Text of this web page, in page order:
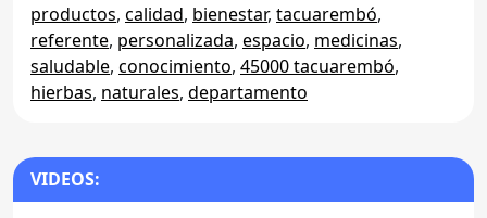
productos, calidad, bienestar, tacuarembó,
referente, personalizada, espacio, medicinas,
saludable, conocimiento, 45000 tacuarembó,
hierbas, naturales, departamento
VIDEOS: